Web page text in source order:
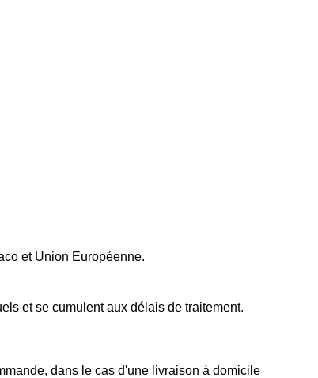
et Union Européenne.
et se cumulent aux délais de traitement.
dans le cas d'une livraison à domicile